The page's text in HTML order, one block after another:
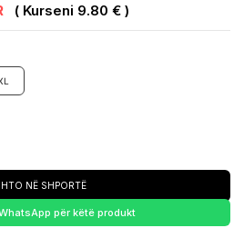
( Kurseni 9.80 € )
NË SHPORTË
për këtë produkt